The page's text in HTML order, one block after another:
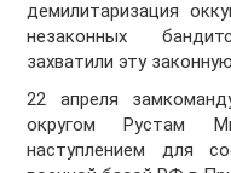
демилитаризация
незаконных
захватили эту
22 апреля
округом Рустам
наступлением для